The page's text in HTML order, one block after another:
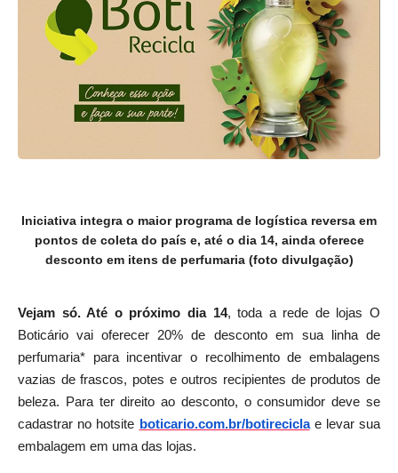
Iniciativa integra o maior programa de logística reversa em
pontos de coleta do país e, até o dia 14, ainda oferece
desconto em itens de perfumaria (foto divulgação)
Vejam só. Até o próximo dia 14, toda a rede de lojas O
Boticário vai oferecer 20% de desconto em sua linha de
perfumaria* para incentivar o recolhimento de embalagens
vazias de frascos, potes e outros recipientes de produtos de
beleza. Para ter direito ao desconto, o consumidor deve se
cadastrar no hotsite boticario.com.br/botireciclae levar sua
embalagem em uma das lojas.